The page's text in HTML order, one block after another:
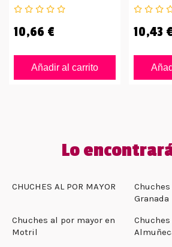
10,66 €
Añadir al carrito
10,43 €
Lo
CHUCHES AL POR MAYOR
Granada
Chuches al por mayor en
Motril